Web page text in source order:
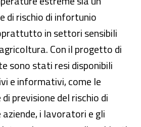
di rischio di infortunio
in settori sensibili
Con il progetto di
sono stati resi disponibili
e informativi, come le
previsione del rischio di
aziende, i lavoratori e gli